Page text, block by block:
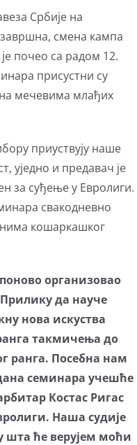
Србије на
смена кампа
почео са радом 12.
присустни су
мечевима млађих
приуствују наше
уједно и предавач је
за суђење у Евролиги.
свакодневно
кошаркашког
организовао
да науче
нова искуства
такмичења до
ранга. Посебна нам
семинара учешће
Костас Ригас
Наша судије
шта ће верујем моћи